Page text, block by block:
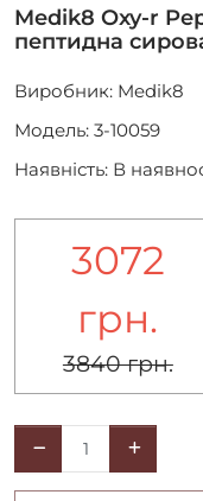
Medik8 Oxy-r
пептидна
Виробник: Medik8
Модель: 3-10059
Наявність: В
3072
грн.
3840 грн.